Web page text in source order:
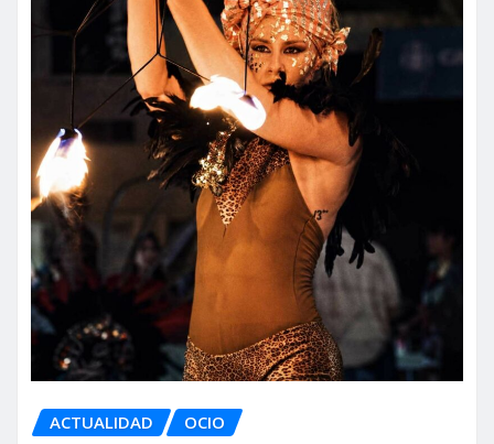
ACTUALIDAD OCIO